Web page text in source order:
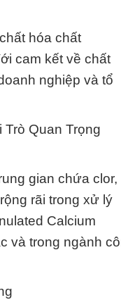
hóa chất
cam kết về chất
nghiệp và tổ
Quan Trọng
gian chứa clor,
rãi trong xử lý
Calcium
và trong ngành